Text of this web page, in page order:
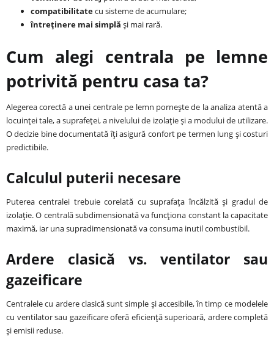
compatibilitatecu sisteme de acumulare;
întreținere mai simplă și mai rară.
Cum alegi centrala pe lemne
potrivită pentru casa ta?
Alegerea corectă a unei centrale pe lemn pornește de la analiza atentă a
locuinței tale, a suprafeței, a nivelului de izolație și a modului de utilizare.
O decizie bine documentată îți asigură confort pe termen lung și costuri
predictibile.
Calculul puterii necesare
Puterea centralei trebuie corelată cu suprafața încălzită și gradul de
izolație. O centrală subdimensionată va funcționa constant la capacitate
maximă, iar una supradimensionată va consuma inutil combustibil.
Ardere clasică vs. ventilator sau
gazeificare
Centralele cu ardere clasică sunt simple și accesibile, în timp ce modelele
cu ventilator sau gazeificare oferă eficiență superioară, ardere completă
și emisii reduse.